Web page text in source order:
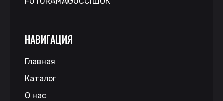
НАВИГАЦИЯ
Главная
Каталог
О нас